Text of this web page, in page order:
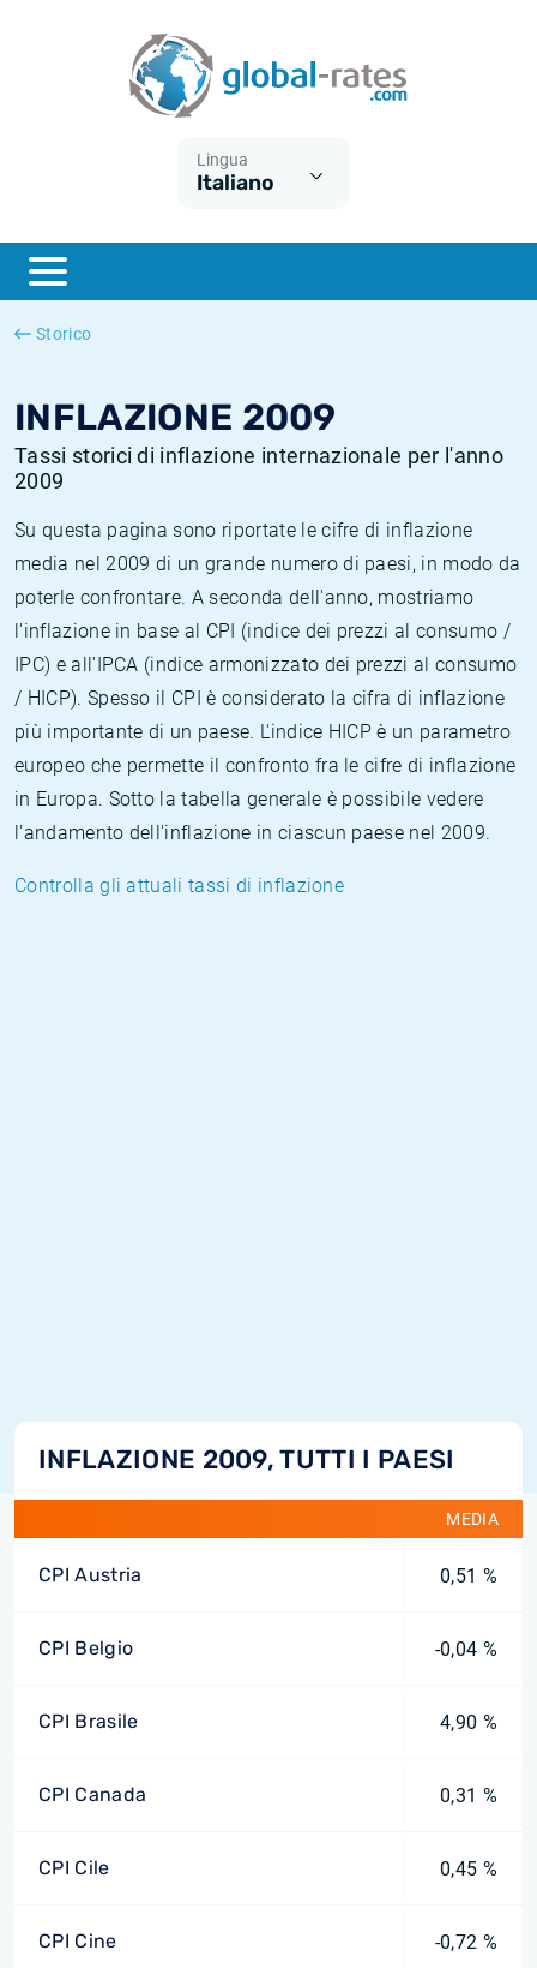
Lingua
Italiano
Storico
INFLAZIONE 2009
Tassi storici di inflazione internazionale per l'anno
2009
Su questa pagina sono riportate le cifre di inflazione
media nel 2009 di un grande numero di paesi, in modo da
poterle confrontare. A seconda dell'anno, mostriamo
l'inflazione in base al CPI (indice dei prezzi al consumo /
IPC) e all'IPCA (indice armonizzato dei prezzi al consumo
/ HICP). Spesso il CPI è considerato la cifra di inflazione
più importante di un paese. L'indice HICP è un parametro
europeo che permette il confronto fra le cifre di inflazione
in Europa. Sotto la tabella generale è possibile vedere
l'andamento dell'inflazione in ciascun paese nel 2009.
Controlla gli attuali tassi di inflazione
INFLAZIONE 2009, TUTTI I PAESI
MEDIA
CPI Austria 0,51 %
CPI Belgio -0,04 %
CPI Brasile 4,90 %
CPI Canada 0,31 %
CPI Cile 0,45 %
CPI Cine -0,72 %
ESTER
SONIA
Cos'è l'inflazione CPI?
Cos'è l'inflazione HICP?
Inflazione Italia
Inflazione Stati Uniti
Tassi storici Euribor
Tassi storici di SONIA
Tassi storici di TONAR
Calcolatore dell’inflazione